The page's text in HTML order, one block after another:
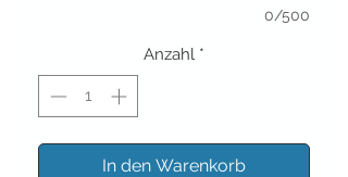
0/500
Anzahl *
In den Warenkorb